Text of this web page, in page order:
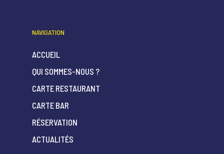
NAVIGATION
ACCUEIL
QUI SOMMES-NOUS ?
CARTE RESTAURANT
CARTE BAR
RÉSERVATION
ACTUALITÉS